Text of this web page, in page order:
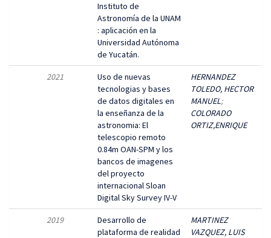
Instituto de
Astronomía de la UNAM
: aplicación en la
Universidad Autónoma
de Yucatán.
2021
Uso de nuevas
tecnologias y bases
de datos digitales en
la enseñanza de la
astronomia: El
telescopio remoto
0.84m OAN-SPM y los
bancos de imagenes
del proyecto
internacional Sloan
Digital Sky Survey IV-V
HERNANDEZ
TOLEDO, HECTOR
MANUEL;
COLORADO
ORTIZ,ENRIQUE
2019
Desarrollo de
plataforma de realidad
MARTINEZ
VAZQUEZ, LUIS